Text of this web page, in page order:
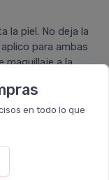
en todo lo que
la piel. No deja la
para ambas
maquillaje a la
en